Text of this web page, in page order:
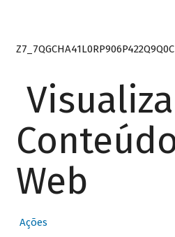
Web
Ações